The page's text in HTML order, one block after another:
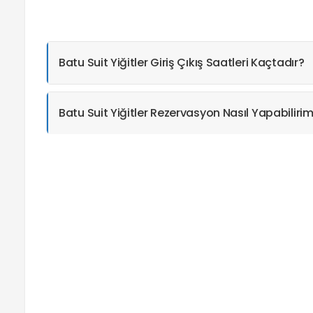
Batu Suit Yiğitler Giriş Çıkış Saatleri Kaçtadır?
Batu Suit Yiğitler Rezervasyon Nasıl